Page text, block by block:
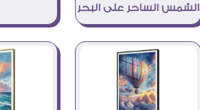
الشمس الساحر على البحر